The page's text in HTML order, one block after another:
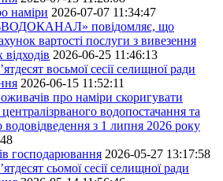
наміри 2026-07-07 11:34:47
повідомляє, що
вартості послуги з вивезення
2026-06-25 11:46:13
восьмої сесії селищної ради
2026-06-15 11:52:11
про наміри скоригувати
централізрваного водопостачання та
водовідведення з 1 липня 2026 року
господарювання 2026-05-27 13:17:58
сьомої сесії селищної ради